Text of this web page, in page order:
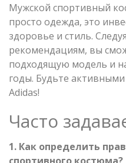
Мужской спортивный
просто одежда, это
здоровье и стиль.
рекомендациям, вы
подходящую модель и
годы. Будьте
Adidas!
Часто
1. Как определить